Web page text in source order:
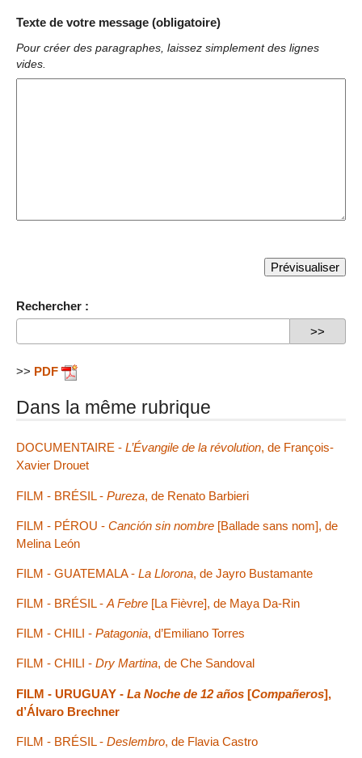
Texte de votre message (obligatoire)
Pour créer des paragraphes, laissez simplement des lignes
vides.
Rechercher :
>> PDF
Dans la même rubrique
DOCUMENTAIRE - L’Évangile de la révolution, de François-
Xavier Drouet
FILM - BRÉSIL - Pureza, de Renato Barbieri
FILM - PÉROU - Canción sin nombre [Ballade sans nom], de
Melina León
FILM - GUATEMALA - La Llorona, de Jayro Bustamante
FILM - BRÉSIL - A Febre [La Fièvre], de Maya Da-Rin
FILM - CHILI - Patagonia, d’Emiliano Torres
FILM - CHILI - Dry Martina, de Che Sandoval
FILM - URUGUAY - La Noche de 12 años [Compañeros],
d’Álvaro Brechner
FILM - BRÉSIL - Deslembro, de Flavia Castro